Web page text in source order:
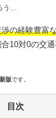
う…
の経験豊富
10対0の交
版です。
目次